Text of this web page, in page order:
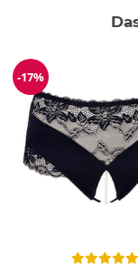
Reduzierung
-17%